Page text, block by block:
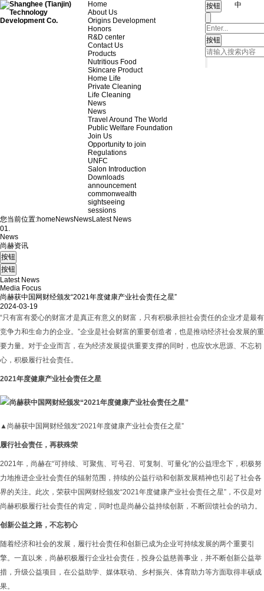
Home
About Us
Origins Development
Honors
R&D center
Contact Us
Products
Nutritious Food
Skincare Product
Home Life
Private Cleaning
Life Cleaning
News
News
Travel Around The World
Public Welfare Foundation
Join Us
Opportunity to join
Regulations
UNFC
Salon Introduction
Downloads
announcement
commonwealth
sightseeing
sessions
中
您当前位置:home NewsNewsLatest News
01.
News
尚赫资讯
Latest News
Media Focus
尚赫获中国网财经颁发“2021年度健康产业社会责任之星”
2024-03-19
“只有富有爱心的财富才是真正有意义的财富，只有积极承担社会责任的企业才是最有
竞争力和生命力的企业。”企业是社会财富的重要创造者，也是推动经济社会发展的重
要力量。对于企业而言，在为经济发展提供重要支撑的同时，也应饮水思源、不忘初
心，积极履行社会责任。
2021年度健康产业社会责任之星
▲尚赫获中国网财经颁发“2021年度健康产业社会责任之星”
履行社会责任，再获殊荣
2021年，尚赫在“可持续、可聚焦、可号召、可复制、可量化”的公益理念下，积极努
力地推进企业社会责任的辐射范围，持续的公益行动和创新发展精神也引起了社会各
界的关注。此次，荣获中国网财经颁发“2021年度健康产业社会责任之星”，不仅是对
尚赫积极履行社会责任的肯定，同时也是尚赫公益持续创新，不断回馈社会的动力。
创新公益之路，不忘初心
随着经济和社会的发展，履行社会责任和创新已成为企业可持续发展的两个重要引
擎。一直以来，尚赫积极履行企业社会责任，投身公益慈善事业，并不断创新公益举
措，升级公益项目，在公益助学、媒体联动、乡村振兴、体育助力等方面取得丰硕成
果。